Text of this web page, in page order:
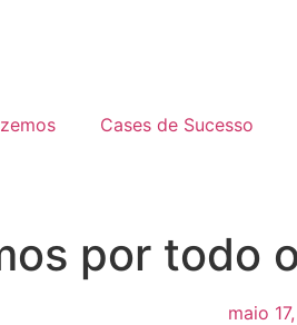
Cases de Sucesso
por todo
maio